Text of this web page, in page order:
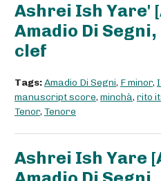
Ashrei Ish Yare'
Amadio Di
clef
Tags:Amadio Di Segni, F minor,
manuscript score, minchà, rito
Tenor, Tenore
Ashrei Ish Yare